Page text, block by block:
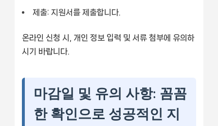
제출: 지원서를 제출합니다.
온라인 신청 시, 개인 정보 입력 및 서류 첨부에 유의하
시기 바랍니다.
마감일 및 유의 사항: 꼼꼼
한 확인으로 성공적인 지